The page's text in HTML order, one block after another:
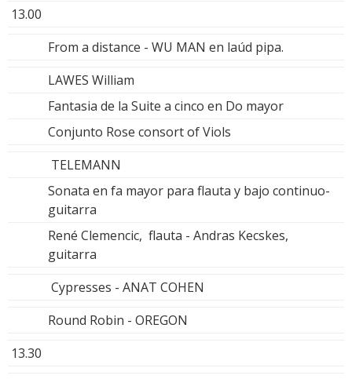
13.00
From a distance - WU MAN en laúd pipa.
LAWES William
Fantasia de la Suite a cinco en Do mayor
Conjunto Rose consort of Viols
TELEMANN
Sonata en fa mayor para flauta y bajo continuo-
guitarra
René Clemencic, flauta - Andras Kecskes,
guitarra
Cypresses - ANAT COHEN
Round Robin - OREGON
13.30